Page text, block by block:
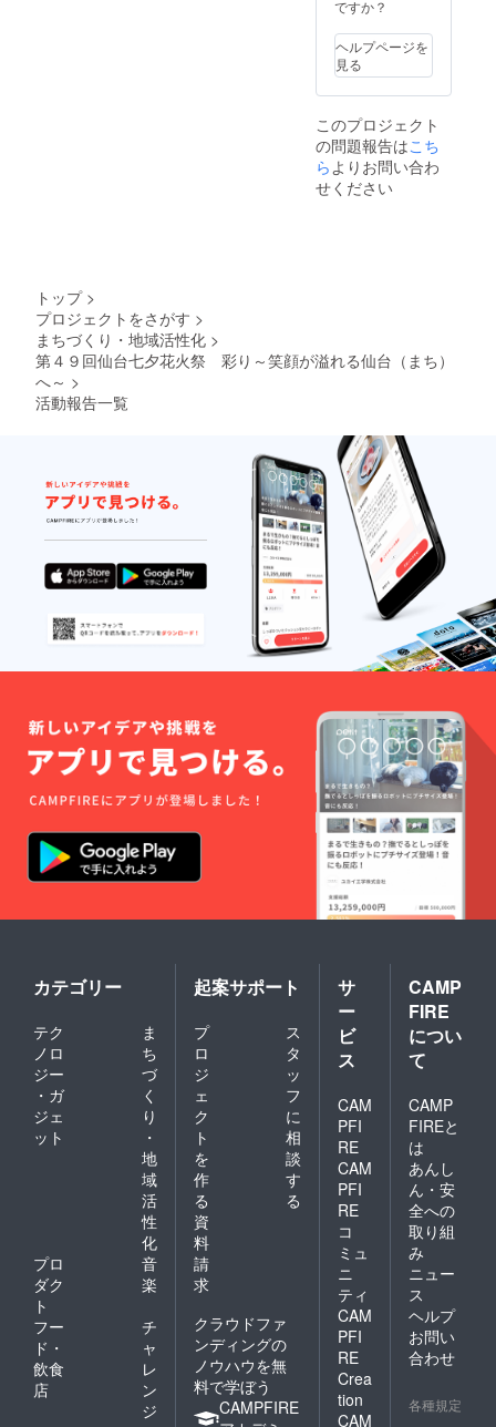
ですか？
ヘルプページを
見る
このプロジェクト
の問題報告はこち
ら よりお問い合わ
せください
トップ >
プロジェクトをさがす >
まちづくり・地域活性化 >
第４９回仙台七夕花火祭 彩り～笑顔が溢れる仙台（まち）
へ～ >
活動報告一覧
カテゴリー
テク
ノロ
ジー
・ガ
ジェ
ット
ま
ち
づ
く
り
・
地
域
活
性
化
プロ
ダク
ト
音
楽
フー
ド・
飲食
店
チ
ャ
レ
ン
ジ
起案サポート
プ
ロ
ジ
ェ
ク
ト
を
作
る
ス
タ
ッ
フ
に
相
談
す
る
資
料
請
求
クラウドファ
ンディングの
ノウハウを無
料で学ぼう
CAMPFIRE
サ
ー
ビ
ス
CAM
PFI
RE
CAM
PFI
RE
コ
ミュ
ニ
ティ
CAM
PFI
RE
Crea
tion
CAM
CAMP
FIRE
につい
て
CAMP
FIREと
は
あんし
ん・安
全への
取り組
み
ニュー
ス
ヘルプ
お問い
合わせ
各種規定